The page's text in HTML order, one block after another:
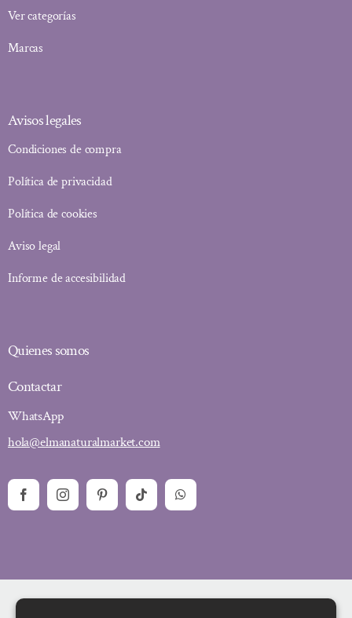
Ver categorías
Marcas
Avisos legales
Condiciones de compra
Política de privacidad
Política de cookies
Aviso legal
Informe de accesibilidad
Quienes somos
Contactar
WhatsApp
hola@elmanaturalmarket.com